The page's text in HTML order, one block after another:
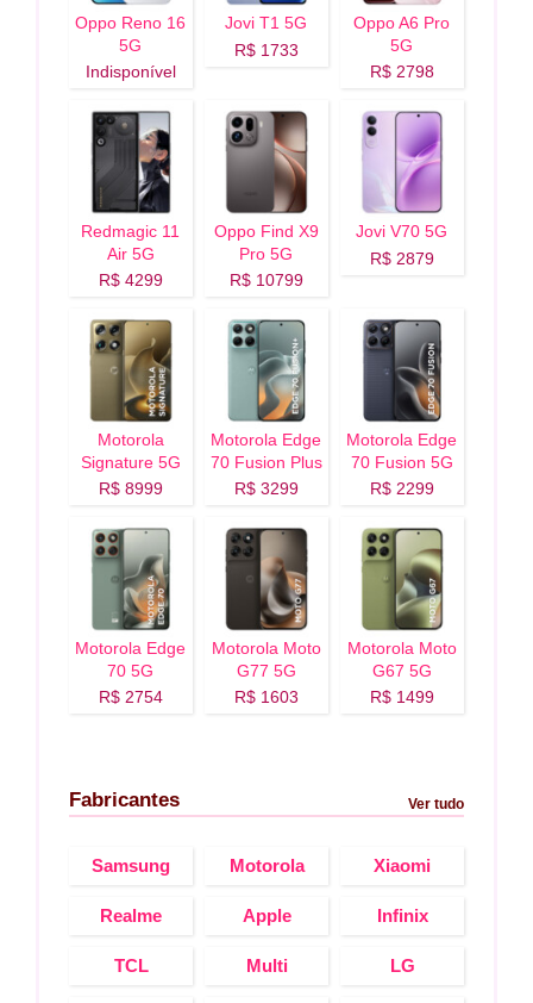
Oppo Reno 16
5G
Indisponível
Jovi T1 5G
R$ 1733
Oppo A6 Pro
5G
R$ 2798
Redmagic 11
Air 5G
R$ 4299
Oppo Find X9
Pro 5G
R$ 10799
Jovi V70 5G
R$ 2879
Motorola
Signature 5G
R$ 8999
Motorola Edge
70 Fusion Plus
5G
R$ 3299
Motorola Edge
70 Fusion 5G
R$ 2299
Motorola Edge
70 5G
R$ 2754
Motorola Moto
G77 5G
R$ 1603
Motorola Moto
G67 5G
R$ 1499
Fabricantes Ver tudo
Samsung Motorola Xiaomi
Realme Apple Infinix
TCL Multi LG